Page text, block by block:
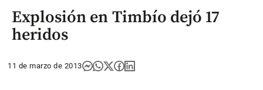
Explosión en Timbío dejó 17
heridos
11 de marzo de 2013